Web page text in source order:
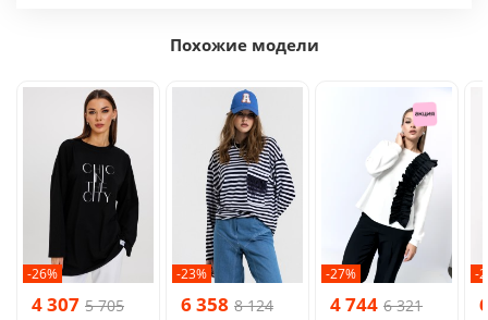
Похожие модели
-26%
4 307 5 705
-23%
6 358 8 124
-27%
4 744 6 321
-